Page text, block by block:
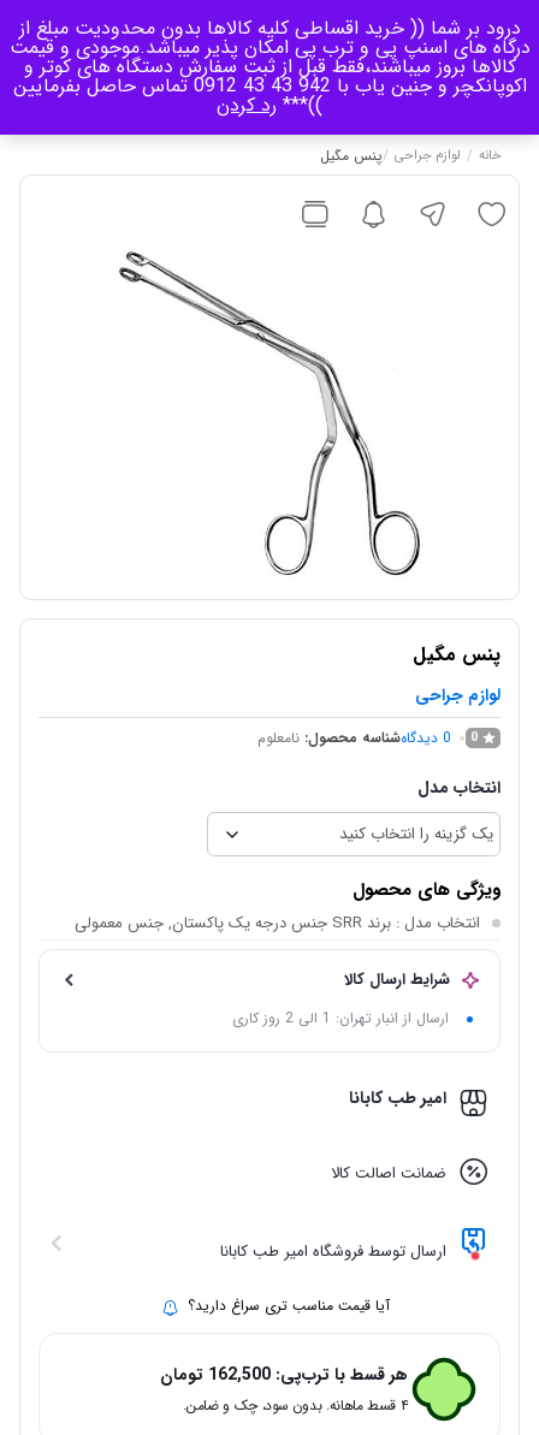
منو
0
خانه / لوازم جراحی /پنس مگیل
پنس مگیل
لوازم جراحی
0
0 دیدگاهشناسه محصول: نامعلوم
انتخاب مدل
ویژگی های محصول
انتخاب مدل : برند SRR جنس درجه یک پاکستان, جنس معمولی
شرایط ارسال کالا
ارسال از انبار تهران: 1 الی 2 روز کاری
امیر طب کابانا
ضمانت اصالت کالا
ارسال توسط فروشگاه امیر طب کابانا
آیا قیمت مناسب تری سراغ دارید؟
هر قسط با ترب‌پی: 162,500 تومان
۴ قسط ماهانه. بدون سود، چک و ضامن.
درود بر شما (( خرید اقساطی کلیه کالاها بدون محدودیت مبلغ از
درگاه های اسنپ پی و ترب پی امکان پذیر میباشد.موجودی و قیمت
کالاها بروز میباشند،فقط قبل از ثبت سفارش دستگاه های کوتر و
اکوپانکچر و جنین یاب با 942 43 43 0912 تماس حاصل بفرمایین
))*** رد کردن